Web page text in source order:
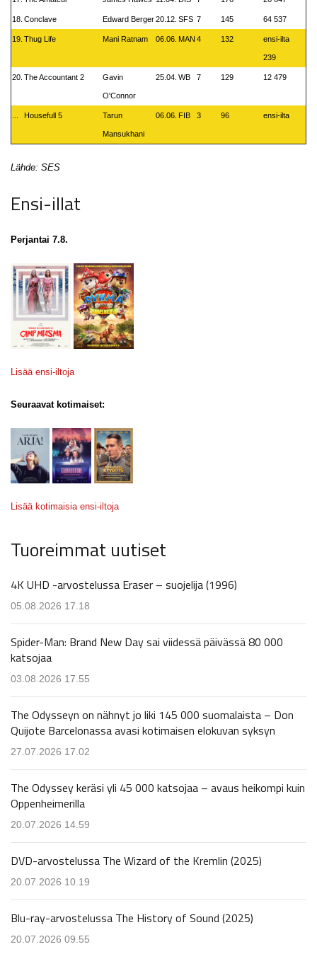
18. Conclave Edward Berger20.12. SFS 7 145 64 537
19. Thug Life Mani Ratnam 06.06. MAN 4 132 ensi-ilta
239
20. The Accountant 2 Gavin
O'Connor
25.04. WB 7 129 12 479
Housefull 5 Tarun
Mansukhani
06.06. FIB 3 96 ensi-ilta
Lähde: SES
Ensi-illat
Perjantai 7.8.
Lisää ensi-iltoja
Seuraavat kotimaiset:
Lisää kotimaisia ensi-iltoja
Tuoreimmat uutiset
4K UHD -arvostelussa Eraser – suojelija (1996)
05.08.2026 17.18
Spider-Man: Brand New Day sai viidessä päivässä 80 000
katsojaa
03.08.2026 17.55
The Odysseyn on nähnyt jo liki 145 000 suomalaista – Don
Quijote Barcelonassa avasi kotimaisen elokuvan syksyn
27.07.2026 17.02
The Odyssey keräsi yli 45 000 katsojaa – avaus heikompi kuin
Oppenheimerilla
20.07.2026 14.59
DVD-arvostelussa The Wizard of the Kremlin (2025)
20.07.2026 10.19
Blu-ray-arvostelussa The History of Sound (2025)
20.07.2026 09.55